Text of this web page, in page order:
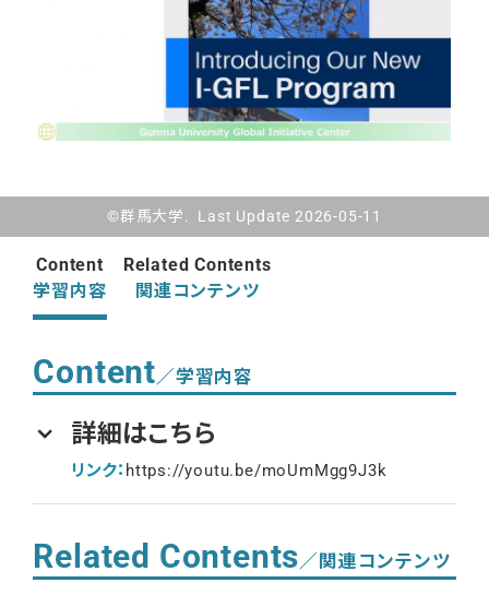
©群馬大学. Last Update 2026-05-11
Content
学習内容
Related Contents
関連コンテンツ
Content／学習内容
詳細はこちら
リンク： https://youtu.be/moUmMgg9J3k
Related Contents／関連コンテンツ